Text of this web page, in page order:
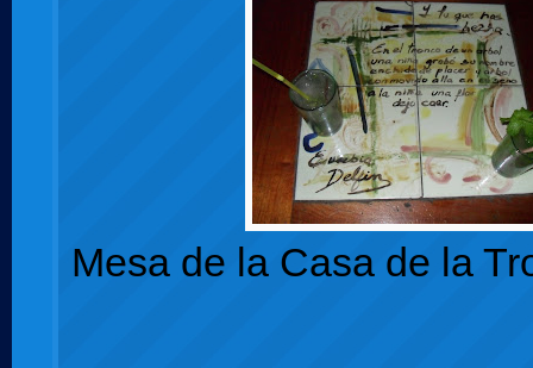
Mesa de la Casa de la